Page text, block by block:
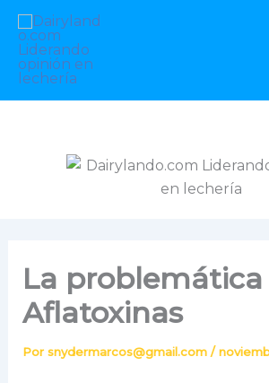
contenido
La problemática
Aflatoxinas
Por snydermarcos@gmail.com /